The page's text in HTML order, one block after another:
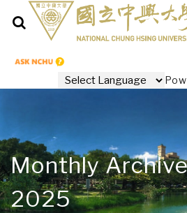
Monthly
2025